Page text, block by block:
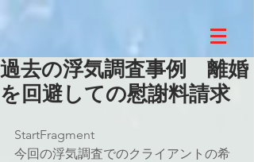
過去の浮気調査事例 離婚
を回避しての慰謝料請求
StartFragment
今回の浮気調査でのクライアントの希